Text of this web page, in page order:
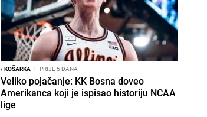
/KOŠARKA I PRIJE 5 DANA
Veliko pojačanje: KK Bosna doveo
Amerikanca koji je ispisao historiju NCAA
lige